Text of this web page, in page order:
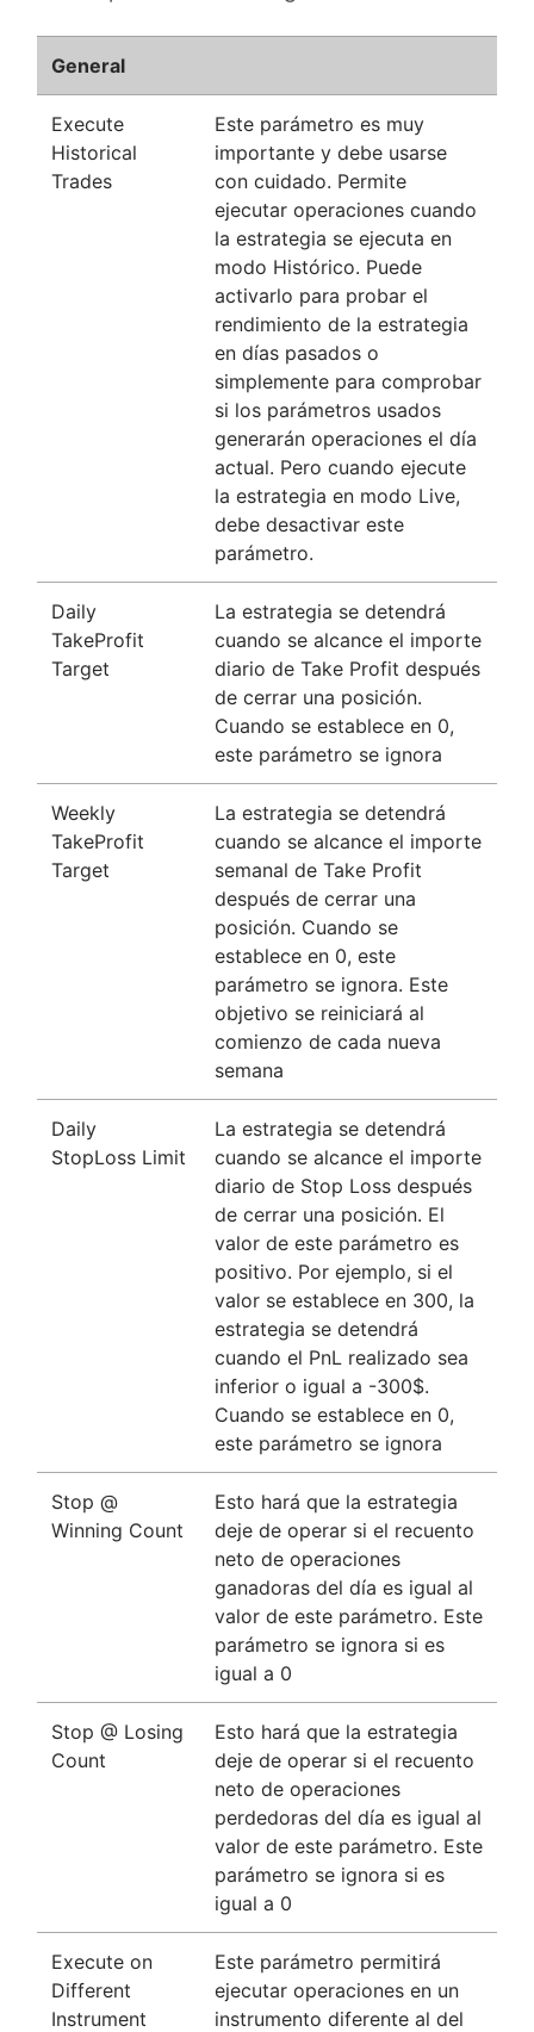
General
Execute
Historical
Trades
Este parámetro es muy
importante y debe usarse
con cuidado. Permite
ejecutar operaciones cuando
la estrategia se ejecuta en
modo Histórico. Puede
activarlo para probar el
rendimiento de la estrategia
en días pasados o
simplemente para comprobar
si los parámetros usados
generarán operaciones el día
actual. Pero cuando ejecute
la estrategia en modo Live,
debe desactivar este
parámetro.
Daily
TakeProfit
Target
La estrategia se detendrá
cuando se alcance el importe
diario de Take Profit después
de cerrar una posición.
Cuando se establece en 0,
este parámetro se ignora
Weekly
TakeProfit
Target
La estrategia se detendrá
cuando se alcance el importe
semanal de Take Profit
después de cerrar una
posición. Cuando se
establece en 0, este
parámetro se ignora. Este
objetivo se reiniciará al
comienzo de cada nueva
semana
Daily
StopLoss Limit
La estrategia se detendrá
cuando se alcance el importe
diario de Stop Loss después
de cerrar una posición. El
valor de este parámetro es
positivo. Por ejemplo, si el
valor se establece en 300, la
estrategia se detendrá
cuando el PnL realizado sea
inferior o igual a -300$.
Cuando se establece en 0,
este parámetro se ignora
Stop @
Winning Count
Esto hará que la estrategia
deje de operar si el recuento
neto de operaciones
ganadoras del día es igual al
valor de este parámetro. Este
parámetro se ignora si es
igual a 0
Stop @ Losing
Count
Esto hará que la estrategia
deje de operar si el recuento
neto de operaciones
perdedoras del día es igual al
valor de este parámetro. Este
parámetro se ignora si es
igual a 0
Execute on
Different
Instrument
Este parámetro permitirá
ejecutar operaciones en un
instrumento diferente al del